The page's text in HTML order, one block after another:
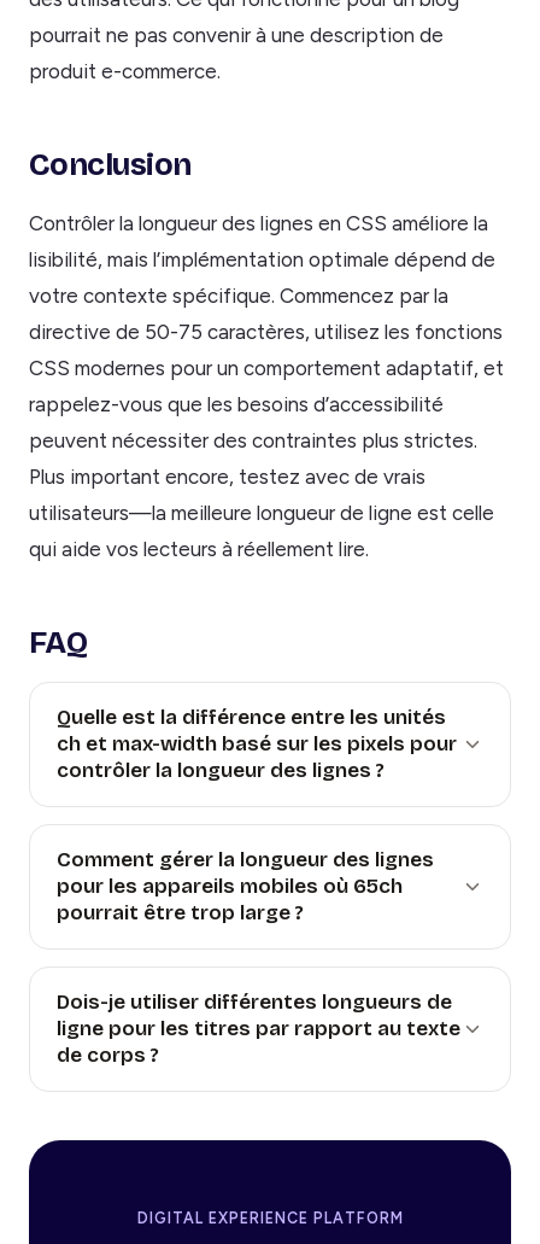
pourrait ne pas convenir à une description de
produit e-commerce.
Conclusion
Contrôler la longueur des lignes en CSS améliore la
lisibilité, mais l’implémentation optimale dépend de
votre contexte spécifique. Commencez par la
directive de 50-75 caractères, utilisez les fonctions
CSS modernes pour un comportement adaptatif, et
rappelez-vous que les besoins d’accessibilité
peuvent nécessiter des contraintes plus strictes.
Plus important encore, testez avec de vrais
utilisateurs—la meilleure longueur de ligne est celle
qui aide vos lecteurs à réellement lire.
FAQ
Quelle est la différence entre les unités
ch et max-width basé sur les pixels pour
contrôler la longueur des lignes ?
Comment gérer la longueur des lignes
pour les appareils mobiles où 65ch
pourrait être trop large ?
Dois-je utiliser différentes longueurs de
ligne pour les titres par rapport au texte
de corps ?
DIGITAL EXPERIENCE PLATFORM